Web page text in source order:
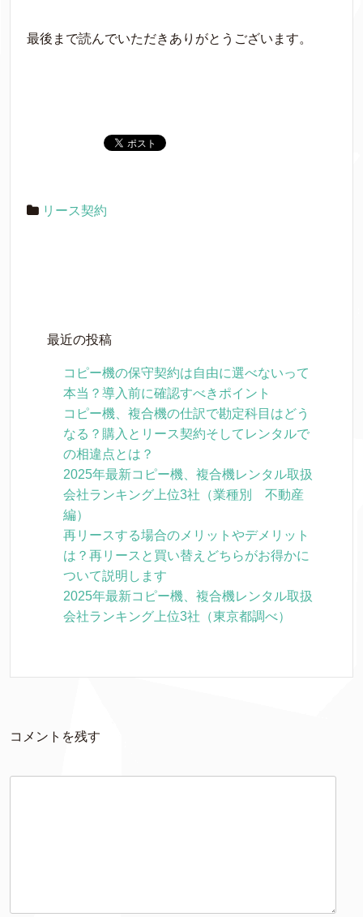
最後まで読んでいただきありがとうございます。
リース契約
最近の投稿
コピー機の保守契約は自由に選べないって
本当？導入前に確認すべきポイント
コピー機、複合機の仕訳で勘定科目はどう
なる？購入とリース契約そしてレンタルで
の相違点とは？
2025年最新コピー機、複合機レンタル取扱
会社ランキング上位3社（業種別 不動産
編）
再リースする場合のメリットやデメリット
は？再リースと買い替えどちらがお得かに
ついて説明します
2025年最新コピー機、複合機レンタル取扱
会社ランキング上位3社（東京都調べ）
コメントを残す